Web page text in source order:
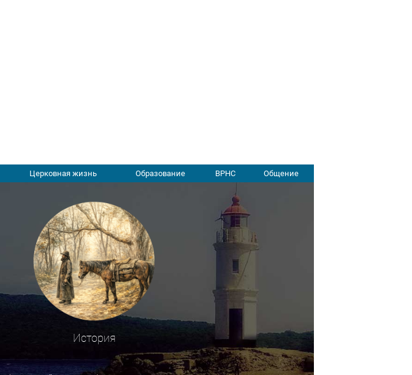
Церковная жизнь Образование ВРНС Общение
История